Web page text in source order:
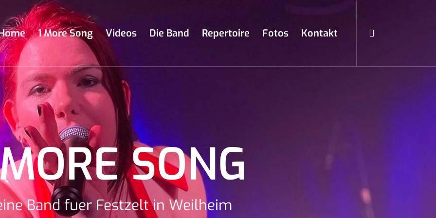
1 More Song Videos Die Band Repertoire Fotos Kontakt
SONG
Band fuer Festzelt in Weilheim